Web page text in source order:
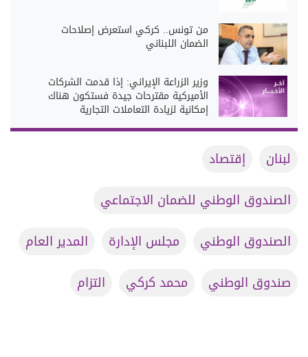
من تونس.. كركي استعرض إصلاحات
الضمان اللبناني
وزير الزراعة الإيراني: إذا قدمت الشركات
الأميركية مقترحات جيدة فستكون هناك
إمكانية لزيادة التعاملات التجارية
لبنان
إقتصاد
الصندوق الوطني للضمان الاجتماعي
الصندوق الوطني
مجلس الإدارة
المدير العام
صندوق الوطني
محمد كركي التزام